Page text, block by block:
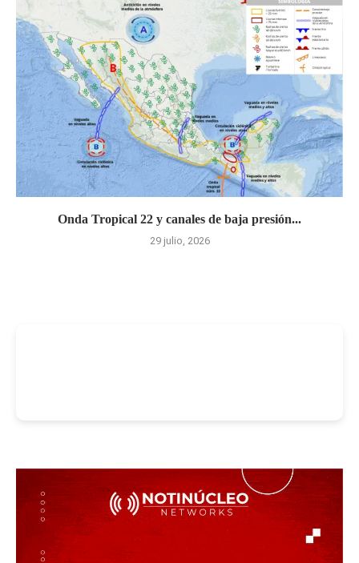
Onda Tropical 22 y canales de baja presión...
29 julio, 2026